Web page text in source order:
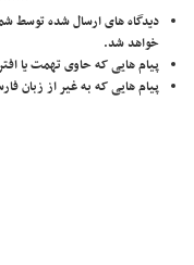
دیدگاه های ارسال شده توسط
خواهد شد.
پیام هایی که حاوی تهمت یا
پیام هایی که به غیر از زبان